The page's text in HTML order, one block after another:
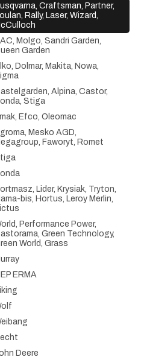
Craftsman, Partner,
Rally, Laser, Wizard,
Molgo, Sandri Garden,
Garden
Dolmar, Makita, Nowa,
Alpina, Castor,
Stiga
Efco, Oleomac
Mesko AGD,
Faworyt, Romet
Lider, Krysiak, Tryton,
bis, Hortus, Leroy Merlin,
Performance Power,
Green Technology,
World, Grass
ERMA
Deere